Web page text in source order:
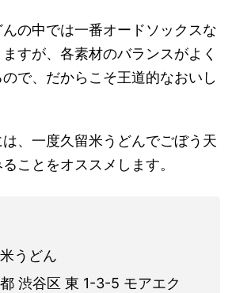
の中では一番オードソックスな
すが、各素材のバランスがよく
で、だからこそ王道的なおいし
、一度久留米うどんでごぼう天
ことをオススメします。
うどん
渋谷区 東 1-3-5 モアエク